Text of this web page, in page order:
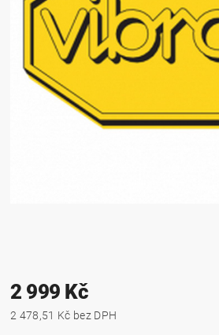
2 999 Kč
2 478,51 Kč bez DPH